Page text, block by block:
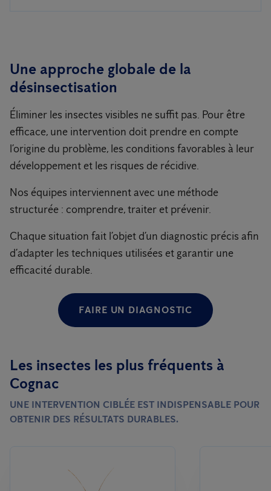
Une approche globale de la
désinsectisation
Éliminer les insectes visibles ne suffit pas. Pour être
efficace, une intervention doit prendre en compte
l’origine du problème, les conditions favorables à leur
développement et les risques de récidive.
Nos équipes interviennent avec une méthode
structurée : comprendre, traiter et prévenir.
Chaque situation fait l’objet d’un diagnostic précis afin
d’adapter les techniques utilisées et garantir une
efficacité durable.
FAIRE UN DIAGNOSTIC
Les insectes les plus fréquents à
Cognac
UNE INTERVENTION CIBLÉE EST INDISPENSABLE POUR
OBTENIR DES RÉSULTATS DURABLES.